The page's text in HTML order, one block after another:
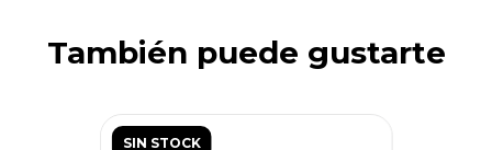
También puede gustarte
SIN STOCK